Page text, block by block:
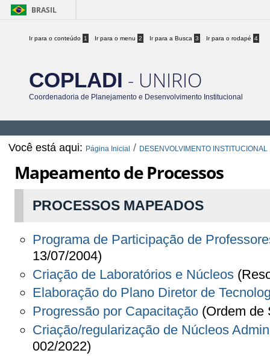
BRASIL
Ir para o conteúdo 1 Ir para o menu 2 Ir para a Busca 3 Ir para o rodapé 4
COPLADI - UNIRIO
Coordenadoria de Planejamento e Desenvolvimento Institucional
Você está aqui: Página Inicial / DESENVOLVIMENTO INSTITUCIONAL
Mapeamento de Processos
PROCESSOS MAPEADOS
Programa de Participação de
13/07/2004)
Criação de Laboratórios e Núcleos
Elaboração do Plano Diretor de
Progressão por Capacitação (Ordem de
Criação/regularização de Núcleos
002/2022)